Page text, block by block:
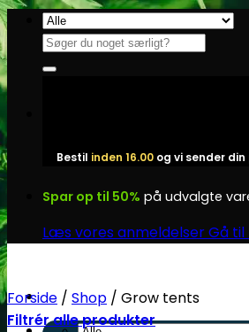
Fortsæt
indhold
Søg
efter:
Bestil inden 16.00 og vi sender
Spar op til 50% på udvalgte
Læs vores anmeldelserGå
Forside / Shop / Grow tents
Filtrér alle produkter